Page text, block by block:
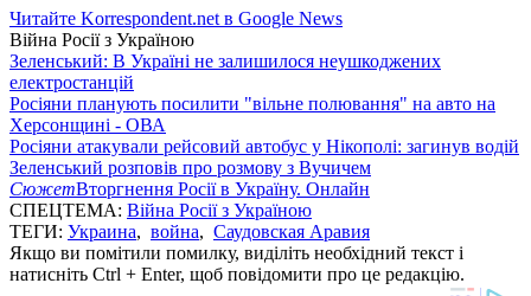
Читайте Korrespondent.net в Google News
Війна Росії з Україною
Зеленський: В Україні не залишилося неушкоджених
електростанцій
Росіяни планують посилити "вільне полювання" на авто на
Херсонщині - ОВА
Росіяни атакували рейсовий автобус у Нікополі: загинув водій
Зеленський розповів про розмову з Вучичем
СюжетВторгнення Росії в Україну. Онлайн
СПЕЦТЕМА: Війна Росії з Україною
ТЕГИ: Украина, война, Саудовская Аравия
Якщо ви помітили помилку, виділіть необхідний текст і
натисніть Ctrl + Enter, щоб повідомити про це редакцію.